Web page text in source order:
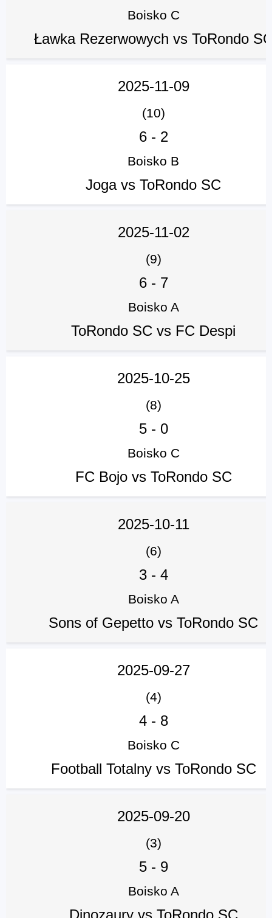
Boisko C
Ławka Rezerwowych vs ToRondo
2025-11-09
(10)
6- 2
Boisko B
Joga vs ToRondo SC
2025-11-02
(9)
6- 7
Boisko A
ToRondo SC vs FC Despi
2025-10-25
(8)
5- 0
Boisko C
FC Bojo vs ToRondo SC
2025-10-11
(6)
3- 4
Boisko A
Sons of Gepetto vs ToRondo SC
2025-09-27
(4)
4- 8
Boisko C
Football Totalny vs ToRondo SC
2025-09-20
(3)
5- 9
Boisko A